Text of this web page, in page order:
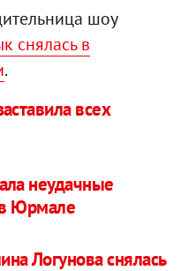
шоу
снялась в
.
всех
неудачные
Юрмале
Логунова снялась